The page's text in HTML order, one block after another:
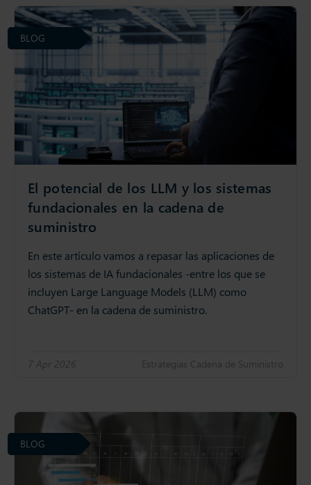
El potencial de los LLM y los sistemas
fundacionales en la cadena de
suministro
En este artículo vamos a repasar las aplicaciones de
los sistemas de IA fundacionales -entre los que se
incluyen Large Language Models (LLM) como
ChatGPT- en la cadena de suministro.
7 Apr 2026 Estrategias Cadena de Suministro
BLOG
BLOG